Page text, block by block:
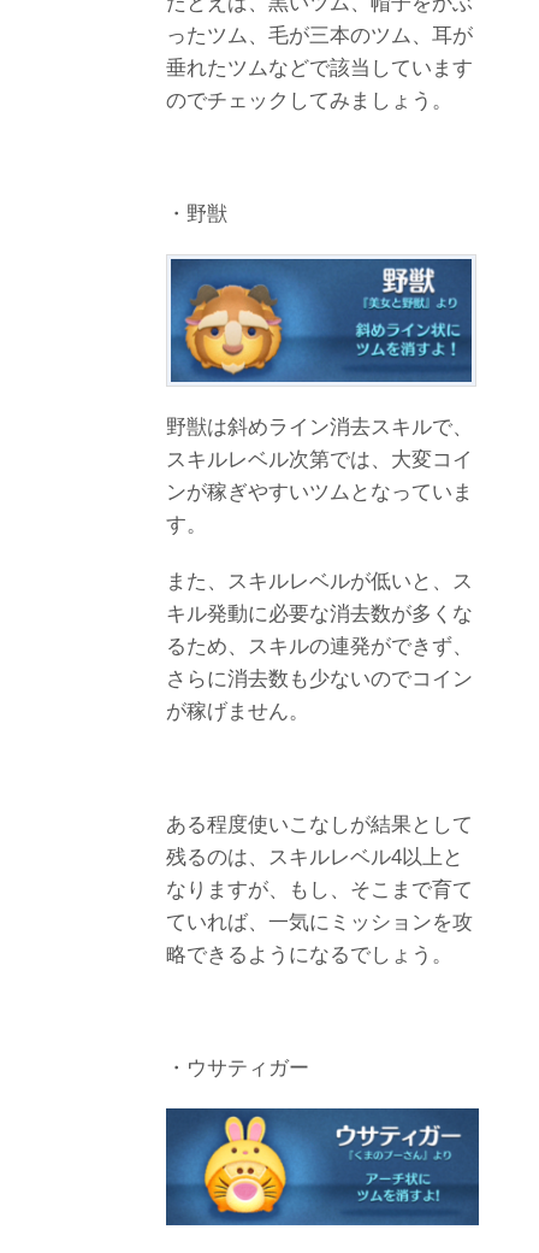
ったツム、毛が三本のツム、耳が
垂れたツムなどで該当しています
のでチェックしてみましょう。
・野獣
野獣は斜めライン消去スキルで、
スキルレベル次第では、大変コイ
ンが稼ぎやすいツムとなっていま
す。
また、スキルレベルが低いと、ス
キル発動に必要な消去数が多くな
るため、スキルの連発ができず、
さらに消去数も少ないのでコイン
が稼げません。
ある程度使いこなしが結果として
残るのは、スキルレベル4以上と
なりますが、もし、そこまで育て
ていれば、一気にミッションを攻
略できるようになるでしょう。
・ウサティガー